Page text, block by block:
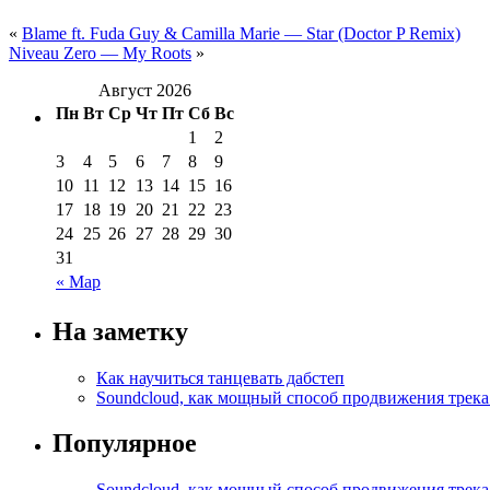
« Blame ft. Fuda Guy & Camilla Marie — Star (Doctor P Remix)
Niveau Zero — My Roots »
Август 2026
Пн Вт Ср Чт Пт Сб Вс
« Мар
1
2
3
4 5 6 7 8
9
10 11 12 13 14 15 16
17 18 19 20 21 22 23
24 25 26 27 28 29 30
31
На заметку
Как научиться танцевать дабстеп
Soundcloud, как мощный способ продвижения
Популярное